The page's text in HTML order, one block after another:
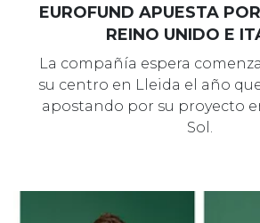
EUROFUND APUESTA
REINO UNIDO E
La compañía espera
su centro en Lleida el año
apostando por su proyecto
Sol.